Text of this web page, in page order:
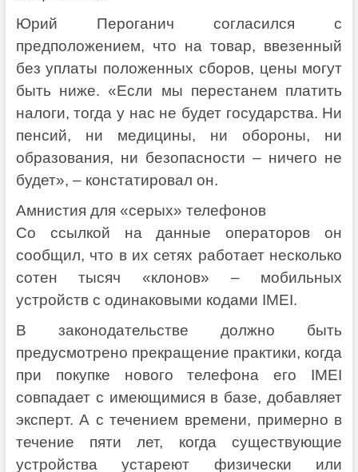
Юрий Пероганич согласился с
предположением, что на товар, ввезенный
без уплаты положенных сборов, цены могут
быть ниже. «Если мы перестанем платить
налоги, тогда у нас не будет государства. Ни
пенсий, ни медицины, ни обороны, ни
образования, ни безопасности – ничего не
будет», – констатировал он.
Амнистия для «серых» телефонов
Со ссылкой на данные операторов он
сообщил, что в их сетях работает несколько
сотен тысяч «клонов» – мобильных
устройств с одинаковыми кодами IMEI.
В законодательстве должно быть
предусмотрено прекращение практики, когда
при покупке нового телефона его IMEI
совпадает с имеющимися в базе, добавляет
эксперт. А с течением времени, примерно в
течение пяти лет, когда существующие
устройства устареют физически или